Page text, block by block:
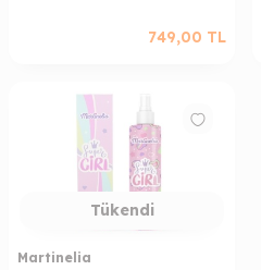
749,00 TL
Tükendi
Martinelia